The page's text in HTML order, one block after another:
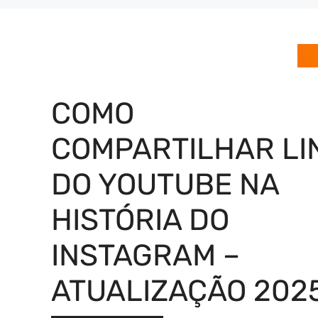
COMO
COMPARTILHAR
DO YOUTUBE NA
HISTÓRIA DO
INSTAGRAM –
ATUALIZAÇÃO